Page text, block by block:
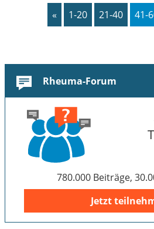
« 1-20 21-40 41-
Rheuma-Forum
780.000 Beiträge,
Jetzt